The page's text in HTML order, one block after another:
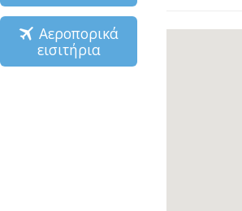
Αεροπορικά
εισιτήρια